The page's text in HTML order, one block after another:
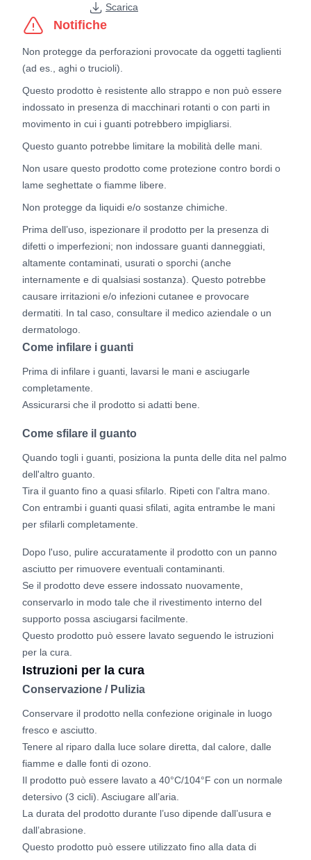
Scarica
Notifiche
Non protegge da perforazioni provocate da oggetti taglienti
(ad es., aghi o trucioli).
Questo prodotto è resistente allo strappo e non può essere
indossato in presenza di macchinari rotanti o con parti in
movimento in cui i guanti potrebbero impigliarsi.
Questo guanto potrebbe limitare la mobilità delle mani.
Non usare questo prodotto come protezione contro bordi o
lame seghettate o fiamme libere.
Non protegge da liquidi e/o sostanze chimiche.
Prima dell’uso, ispezionare il prodotto per la presenza di
difetti o imperfezioni; non indossare guanti danneggiati,
altamente contaminati, usurati o sporchi (anche
internamente e di qualsiasi sostanza). Questo potrebbe
causare irritazioni e/o infezioni cutanee e provocare
dermatiti. In tal caso, consultare il medico aziendale o un
dermatologo.
Come infilare i guanti
Prima di infilare i guanti, lavarsi le mani e asciugarle
completamente.
Assicurarsi che il prodotto si adatti bene.
Come sfilare il guanto
Quando togli i guanti, posiziona la punta delle dita nel palmo
dell'altro guanto.
Tira il guanto fino a quasi sfilarlo. Ripeti con l'altra mano.
Con entrambi i guanti quasi sfilati, agita entrambe le mani
per sfilarli completamente.
Dopo l'uso, pulire accuratamente il prodotto con un panno
asciutto per rimuovere eventuali contaminanti.
Se il prodotto deve essere indossato nuovamente,
conservarlo in modo tale che il rivestimento interno del
supporto possa asciugarsi facilmente.
Questo prodotto può essere lavato seguendo le istruzioni
per la cura.
Istruzioni per la cura
Conservazione / Pulizia
Conservare il prodotto nella confezione originale in luogo
fresco e asciutto.
Tenere al riparo dalla luce solare diretta, dal calore, dalle
fiamme e dalle fonti di ozono.
Il prodotto può essere lavato a 40°C/104°F con un normale
detersivo (3 cicli). Asciugare all’aria.
La durata del prodotto durante l’uso dipende dall’usura e
dall’abrasione.
Questo prodotto può essere utilizzato fino alla data di